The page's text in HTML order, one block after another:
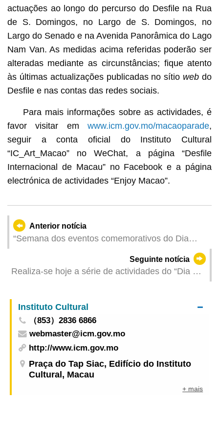
actuações ao longo do percurso do Desfile na Rua
de S. Domingos, no Largo de S. Domingos, no
Largo do Senado e na Avenida Panorâmica do Lago
Nam Van. As medidas acima referidas poderão ser
alteradas mediante as circunstâncias; fique atento
às últimas actualizações publicadas no sítio web do
Desfile e nas contas das redes sociais.
Para mais informações sobre as actividades, é
favor visitar emwww.icm.gov.mo/macaoparade,
seguir a conta oficial do Instituto Cultural
“IC_Art_Macao” no WeChat, a página “Desfile
Internacional de Macau” no Facebook e a página
electrónica de actividades “Enjoy Macao”.
Anterior notícia
“Semana dos eventos comemorativos do Dia
Mundial da Água” organizada pela DSAMA para
se articular com a iniciativa nacional de
desenvolver cidade economizadora de água
Seguinte notícia
Realiza-se hoje a série de actividades do “Dia de
Instituto Cultural
（853）2836 6866
webmaster@icm.gov.mo
http://www.icm.gov.mo
Praça do Tap Siac, Edifício do Instituto
Cultural, Macau
+ mais